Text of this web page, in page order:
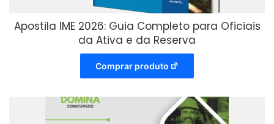
Apostila IME 2026: Guia Completo para Oficiais
da Ativa e da Reserva
Comprar produto